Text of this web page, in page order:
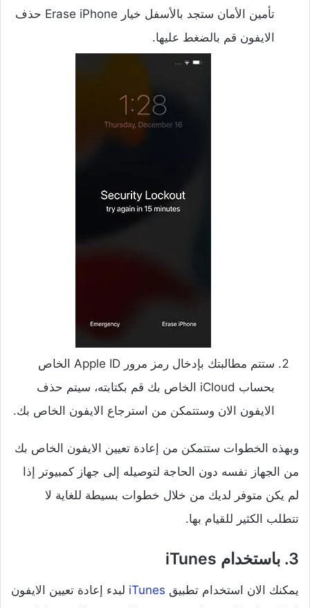
تأمين الأمان ستجد بالأسفل خيار Erase iPhone حذف
الايفون قم بالضغط عليها.
ستتم مطالبتك بإدخال رمز مرور Apple ID الخاص
بحساب iCloud الخاص بك قم بكتابته، سيتم حذف
الايفون الان وستتمكن من استرجاع الايفون الخاص بك.
وبهذه الخطوات ستتمكن من إعادة تعيين الايفون الخاص بك
من الجهاز نفسه دون الحاجة لتوصيله إلى جهاز كمبيوتر إذا
لم يكن متوفر لديك من خلال خطوات بسيطة للغاية لا
تتطلب الكثير للقيام بها.
3. باستخدام iTunes
يمكنك الان استخدام تطبيق iTunes لبدء إعادة تعيين الايفون